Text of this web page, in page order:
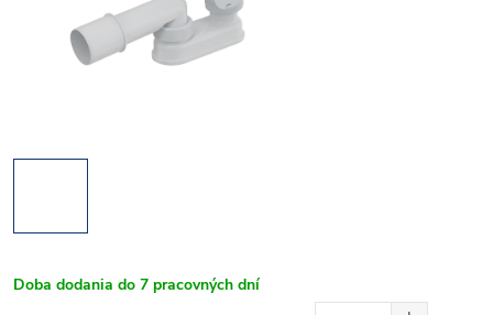
Doba dodania do 7 pracovných dní